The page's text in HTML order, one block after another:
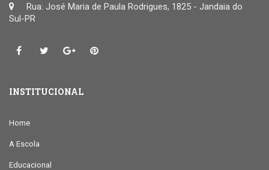
Rua: José Maria de Paula Rodrigues, 1825 - Jandaia do
Sul-PR
INSTITUCIONAL
Home
A Escola
Educacional